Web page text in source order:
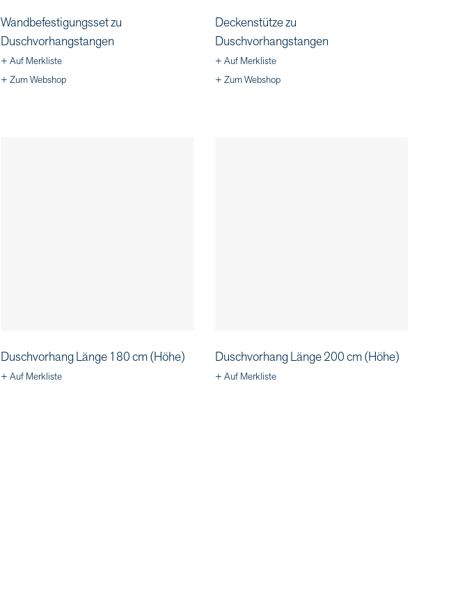
Wandbefestigungsset zu
Duschvorhangstangen
+ Auf Merkliste
+ Zum Webshop
Deckenstütze zu
Duschvorhangstangen
+ Auf Merkliste
+ Zum Webshop
Duschvorhang Länge 180 cm (Höhe)
+ Auf Merkliste
Duschvorhang Länge 200 cm (Höhe)
+ Auf Merkliste